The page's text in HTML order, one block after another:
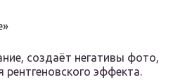
создаёт негативы фото,
эффекта.